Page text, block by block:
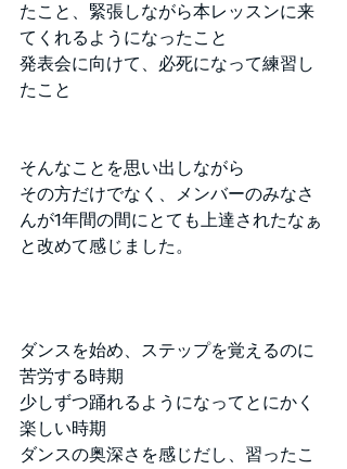
たこと、緊張しながら本レッスンに来
てくれるようになったこと
発表会に向けて、必死になって練習し
たこと
そんなことを思い出しながら
その方だけでなく、メンバーのみなさ
んが1年間の間にとても上達されたなぁ
と改めて感じました。
ダンスを始め、ステップを覚えるのに
苦労する時期
少しずつ踊れるようになってとにかく
楽しい時期
ダンスの奥深さを感じだし、習ったこ